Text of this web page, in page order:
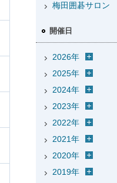
梅田囲碁サロン
開催日
2026年
2025年
2024年
2023年
2022年
2021年
2020年
2019年